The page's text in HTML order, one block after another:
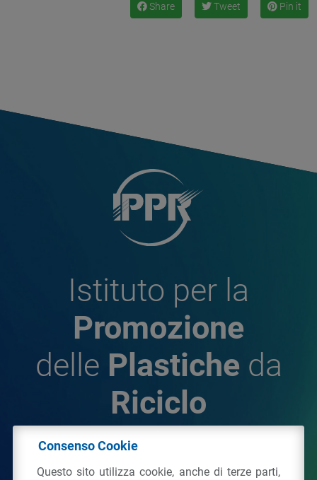
Share Tweet Pin it
Istituto per la
Promozione
delle Plastiche da
Riciclo
Plastiche da Riciclo
Consenso Cookie
Questo sito utilizza cookie, anche di terze parti,